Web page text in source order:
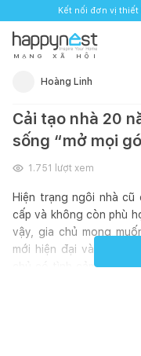
Kết nối đơn vị
M Ạ N G X Ã H Ộ I
Hoàng Linh
Cải tạo nhà 20
sống “mở mọi
1.751 lượt xem
Hiện trạng ngôi nhà
cấp và không còn phù
vậy, gia chủ mong
mới hiện đại và tiện
chủ có tình cảm sâu